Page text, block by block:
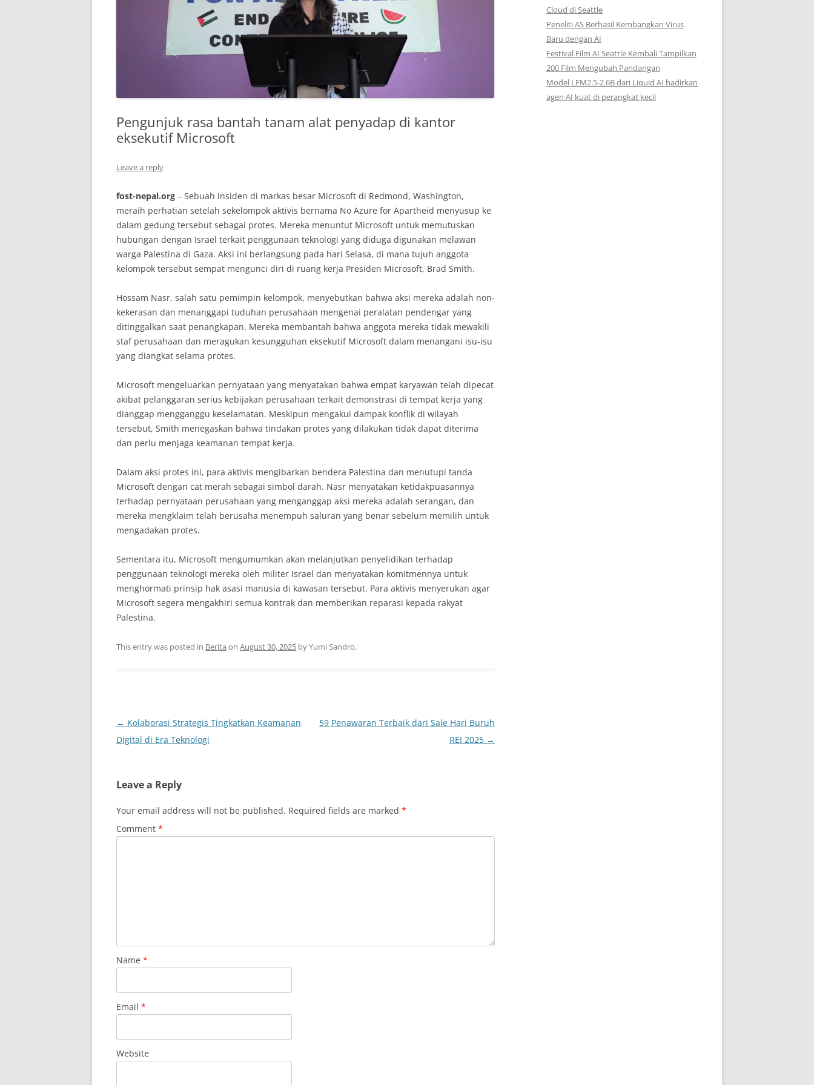
Pengunjuk rasa bantah tanam alat penyadap di kantor
eksekutif Microsoft
Leave a reply
fost-nepal.org – Sebuah insiden di markas besar Microsoft di Redmond, Washington,
meraih perhatian setelah sekelompok aktivis bernama No Azure for Apartheid menyusup ke
dalam gedung tersebut sebagai protes. Mereka menuntut Microsoft untuk memutuskan
hubungan dengan Israel terkait penggunaan teknologi yang diduga digunakan melawan
warga Palestina di Gaza. Aksi ini berlangsung pada hari Selasa, di mana tujuh anggota
kelompok tersebut sempat mengunci diri di ruang kerja Presiden Microsoft, Brad Smith.
Hossam Nasr, salah satu pemimpin kelompok, menyebutkan bahwa aksi mereka adalah non-
kekerasan dan menanggapi tuduhan perusahaan mengenai peralatan pendengar yang
ditinggalkan saat penangkapan. Mereka membantah bahwa anggota mereka tidak mewakili
staf perusahaan dan meragukan kesungguhan eksekutif Microsoft dalam menangani isu-isu
yang diangkat selama protes.
Microsoft mengeluarkan pernyataan yang menyatakan bahwa empat karyawan telah dipecat
akibat pelanggaran serius kebijakan perusahaan terkait demonstrasi di tempat kerja yang
dianggap mengganggu keselamatan. Meskipun mengakui dampak konflik di wilayah
tersebut, Smith menegaskan bahwa tindakan protes yang dilakukan tidak dapat diterima
dan perlu menjaga keamanan tempat kerja.
Dalam aksi protes ini, para aktivis mengibarkan bendera Palestina dan menutupi tanda
Microsoft dengan cat merah sebagai simbol darah. Nasr menyatakan ketidakpuasannya
terhadap pernyataan perusahaan yang menganggap aksi mereka adalah serangan, dan
mereka mengklaim telah berusaha menempuh saluran yang benar sebelum memilih untuk
mengadakan protes.
Sementara itu, Microsoft mengumumkan akan melanjutkan penyelidikan terhadap
penggunaan teknologi mereka oleh militer Israel dan menyatakan komitmennya untuk
menghormati prinsip hak asasi manusia di kawasan tersebut. Para aktivis menyerukan agar
Microsoft segera mengakhiri semua kontrak dan memberikan reparasi kepada rakyat
Palestina.
This entry was posted in Berita on August 30, 2025 byYumi Sandro.
Post
navigation
← Kolaborasi Strategis Tingkatkan Keamanan
Digital di Era Teknologi
59 Penawaran Terbaik dari Sale Hari Buruh
REI 2025 →
Leave a Reply
Your email address will not be published. Required fields are marked *
Comment *
Name *
Email *
Website
Cloud di Seattle
Peneliti AS Berhasil Kembangkan Virus
Baru dengan AI
Festival Film AI Seattle Kembali Tampilkan
200 Film Mengubah Pandangan
Model LFM2.5-2.6B dari Liquid AI hadirkan
agen AI kuat di perangkat kecil